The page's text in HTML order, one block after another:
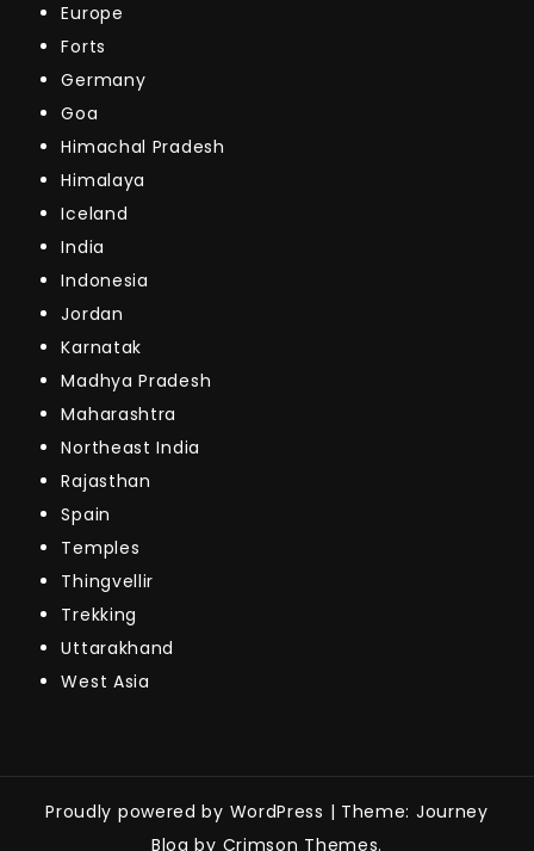
Europe
Forts
Germany
Goa
Himachal Pradesh
Himalaya
Iceland
India
Indonesia
Jordan
Karnatak
Madhya Pradesh
Maharashtra
Northeast India
Rajasthan
Spain
Temples
Thingvellir
Trekking
Uttarakhand
West Asia
Proudly powered by WordPress | Theme: Journey
Blog by Crimson Themes.